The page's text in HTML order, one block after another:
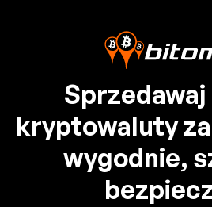
kryptowaluty
wygodnie,